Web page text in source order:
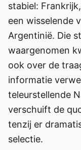
stabiel:
een wisselende
Argentinië. Die
waargenomen
ook over de
informatie
teleurstellende
verschuift de
tenzij er
selectie.